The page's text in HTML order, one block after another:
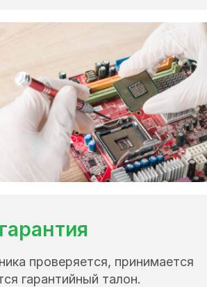
проверяется, принимается
гарантийный талон.